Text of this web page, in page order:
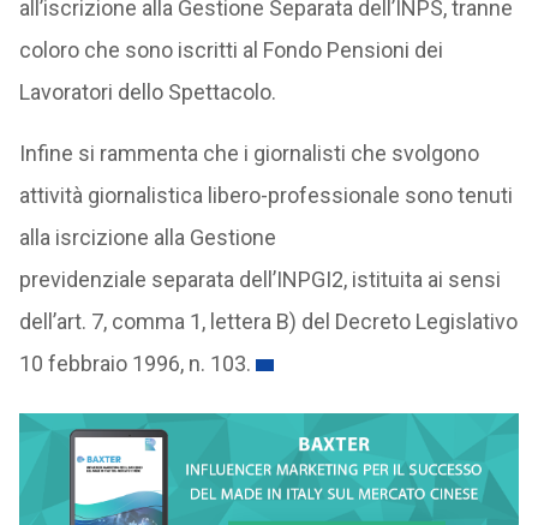
all’iscrizione alla Gestione Separata dell’INPS, tranne
coloro che sono iscritti al Fondo Pensioni dei
Lavoratori dello Spettacolo.
Infine si rammenta che i giornalisti che svolgono
attività giornalistica libero-professionale sono tenuti
alla isrcizione alla Gestione
previdenziale separata dell’INPGI2, istituita ai sensi
dell’art. 7, comma 1, lettera B) del Decreto Legislativo
10 febbraio 1996, n. 103.